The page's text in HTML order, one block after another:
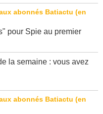
pour Spie au premier
la semaine : vous avez